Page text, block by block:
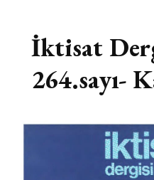
İktisat
264.sayı-